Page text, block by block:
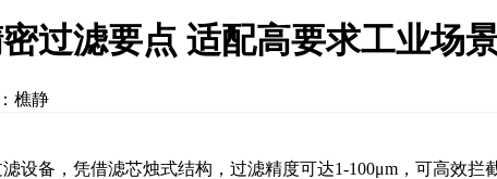
过滤要点 适配高要求工业场
樵静
设备，凭借滤芯烛式结构，过滤精度可达1-100μm，可高效